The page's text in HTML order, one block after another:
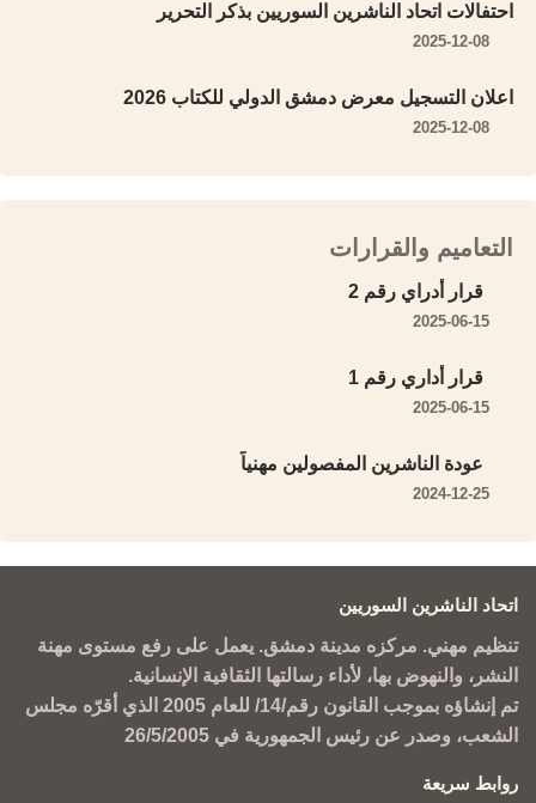
احتفالات اتحاد الناشرين السوريين بذكر التحرير
2025-12-08
اعلان التسجيل معرض دمشق الدولي للكتاب 2026
2025-12-08
التعاميم والقرارات
قرار أدراي رقم 2
2025-06-15
قرار أداري رقم 1
2025-06-15
عودة الناشرين المفصولين مهنياً
2024-12-25
اتحاد الناشرين السوريين
تنظيم مهني. مركزه مدينة دمشق. يعمل على رفع مستوى مهنة
النشر، والنهوض بها، لأداء رسالتها الثقافية الإنسانية.
تم إنشاؤه بموجب القانون رقم/14/ للعام 2005 الذي أقرّه مجلس
الشعب، وصدر عن رئيس الجمهورية في 26/5/2005
روابط سريعة